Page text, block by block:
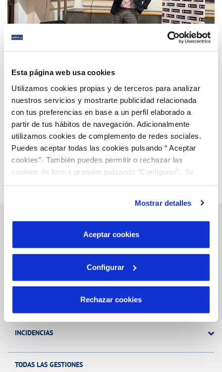
Esta página web usa cookies
Utilizamos cookies propias y de terceros para analizar
nuestros servicios y mostrarte publicidad relacionada
con tus preferencias en base a un perfil elaborado a
partir de tus hábitos de navegación. Adicionalmente
utilizamos cookies de complemento de redes sociales.
Puedes aceptar todas las cookies pulsando “ Aceptar
cookies”· También puedes permitir o rechazar las
cookies de forma granular pulsando “Configurar”. Si
son indispensables para que el sitio web funcione y que
por tanto no se pueden desactivar. Puedes consultar
más información en nuestraPolítica de Cookies
Mostrar detalles
Aceptar cookies
Configurar
Rechazar cookies
Hidralia participa en el Tour del Talento con su
generacional
Página 48 de 112
Anterior Siguiente
Gestiones Online
FACTURAS, PAGOS Y CONSUMOS
MODIFICACIÓN DE DATOS
INCIDENCIAS
TODAS LAS GESTIONES